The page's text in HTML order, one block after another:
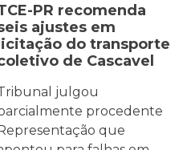
PR recomenda
ajustes em
licitação do transporte
de Cascavel
julgou
procedente
que